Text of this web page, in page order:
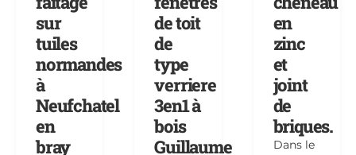
sur
tuiles
normandes
à
Neufchatel
en
bray
de toit
de
type
verriere
3en1 à
bois
Guillaume
en
zinc
et
joint
de
briques.
Dans le